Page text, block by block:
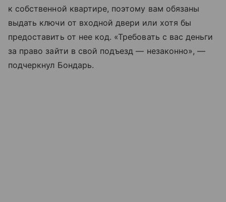
к собственной квартире, поэтому вам обязаны
выдать ключи от входной двери или хотя бы
предоставить от нее код. «Требовать с вас деньги
за право зайти в свой подъезд — незаконно», —
подчеркнул Бондарь.